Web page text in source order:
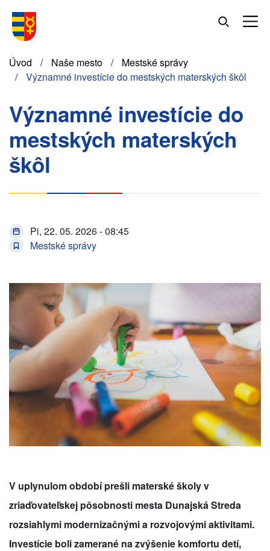
hlavný
Omrvinka
Úvod Naše mesto
Mestské správy
Významné investície do mestských materských škôl
Významné investície do
mestských materských
škôl
Pi, 22. 05. 2026 - 08:45
Mestské správy
V uplynulom období prešli materské školy v
zriaďovateľskej pôsobnosti mesta Dunajská Streda
rozsiahlymi modernizačnými a rozvojovými aktivitami.
Investície boli zamerané na zvýšenie komfortu detí,